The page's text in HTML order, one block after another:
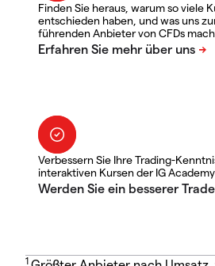
Finden Sie heraus, warum so viele
entschieden haben, und was uns
führenden Anbieter von CFDs
Verbessern Sie Ihre Trading-
interaktiven Kursen der IG
1